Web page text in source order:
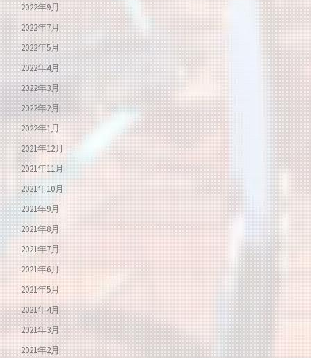
2022年9月
2022年7月
2022年5月
2022年4月
2022年3月
2022年2月
2022年1月
2021年12月
2021年11月
2021年10月
2021年9月
2021年8月
2021年7月
2021年6月
2021年5月
2021年4月
2021年3月
2021年2月